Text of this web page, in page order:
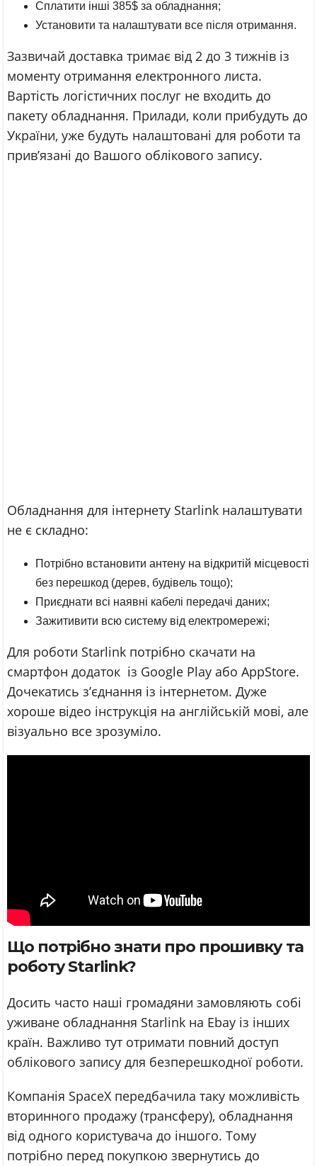
Сплатити інші 385$ за обладнання;
Установити та налаштувати все після отримання.
Зазвичай доставка тримає від 2 до 3 тижнів із
моменту отримання електронного листа.
Вартість логістичних послуг не входить до
пакету обладнання. Прилади, коли прибудуть до
України, уже будуть налаштовані для роботи та
прив’язані до Вашого облікового запису.
Обладнання для інтернету Starlink налаштувати
не є складно:
Потрібно встановити антену на відкритій місцевості
без перешкод (дерев, будівель тощо);
Приєднати всі наявні кабелі передачі даних;
Зажитивити всю систему від електромережі;
Для роботи Starlink потрібно скачати на
смартфон додаток із Google Play або AppStore.
Дочекатись з’єднання із інтернетом. Дуже
хороше відео інструкція на англійській мові, але
візуально все зрозуміло.
Що потрібно знати про прошивку та
роботу Starlink?
Досить часто наші громадяни замовляють собі
уживане обладнання Starlink на Ebay із інших
країн. Важливо тут отримати повний доступ
облікового запису для безперешкодної роботи.
Компанія SpaceX передбачила таку можливість
вторинного продажу (трансферу), обладнання
від одного користувача до іншого. Тому
потрібно перед покупкою звернутись до